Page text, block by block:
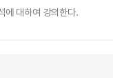
에 대하여 강의한다.